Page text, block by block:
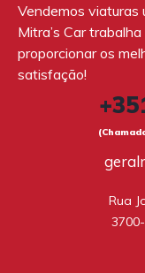
Vendemos viaturas
Mitra’s Car
proporcionar os
satisfação!
Rua